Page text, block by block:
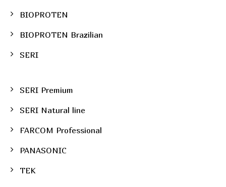
BIOPROTEN
BIOPROTEN Brazilian
SERI
SERI Premium
SERI Natural line
FARCOM Professional
PANASONIC
TEK